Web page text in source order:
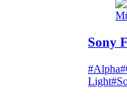
Sony
#Alpha
Light